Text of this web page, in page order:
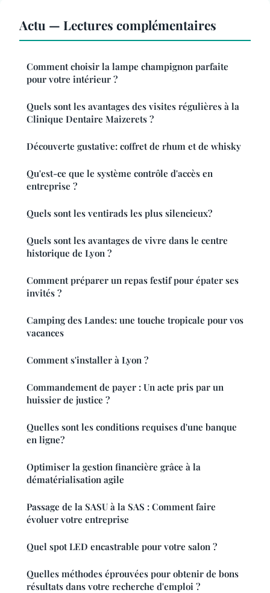
Actu — Lectures complémentaires
Comment choisir la lampe champignon parfaite
pour votre intérieur ?
Quels sont les avantages des visites régulières à la
Clinique Dentaire Maizerets ?
Découverte gustative: coffret de rhum et de whisky
Qu'est-ce que le système contrôle d'accès en
entreprise ?
Quels sont les ventirads les plus silencieux?
Quels sont les avantages de vivre dans le centre
historique de Lyon ?
Comment préparer un repas festif pour épater ses
invités ?
Camping des Landes: une touche tropicale pour vos
vacances
Comment s'installer à Lyon ?
Commandement de payer : Un acte pris par un
huissier de justice ?
Quelles sont les conditions requises d'une banque
en ligne?
Optimiser la gestion financière grâce à la
dématérialisation agile
Passage de la SASU à la SAS : Comment faire
évoluer votre entreprise
Quel spot LED encastrable pour votre salon ?
Quelles méthodes éprouvées pour obtenir de bons
résultats dans votre recherche d'emploi ?